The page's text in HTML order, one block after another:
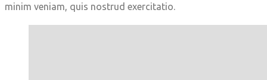
minim veniam, quis nostrud exercitatio.